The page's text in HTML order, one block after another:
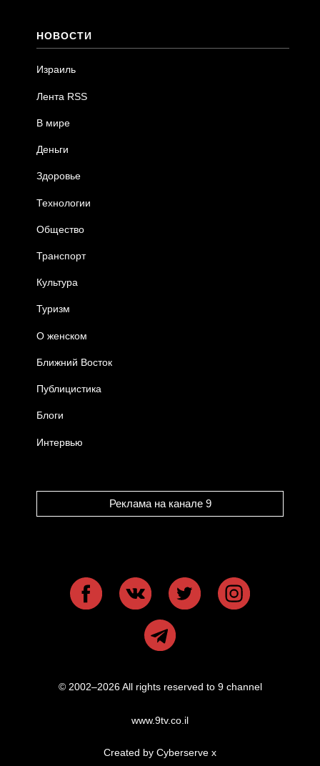
НОВОСТИ
Израиль
Лента RSS
В мире
Деньги
Здоровье
Технологии
Общество
Транспорт
Культура
Туризм
О женском
Ближний Восток
Публицистика
Блоги
Интервью
Реклама на канале 9
© 2002–2026 All rights reserved to 9 channel
www.9tv.co.il
Created by Cyberserve x